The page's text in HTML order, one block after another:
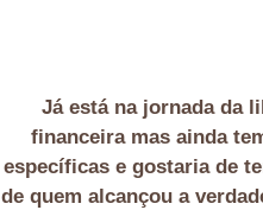
Já está na jornada da
financeira mas ainda
específicas e gostaria de
de quem alcançou a